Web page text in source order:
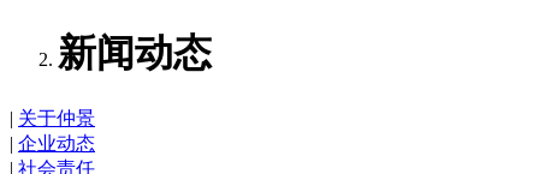
新闻动态
| 关于仲景
| 企业动态
| 社会责任